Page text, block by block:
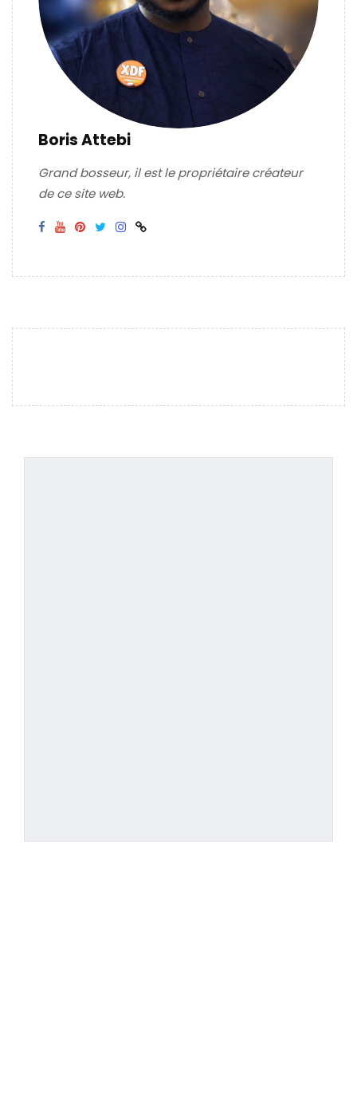
Boris Attebi
Grand bosseur, il est le propriétaire créateur
de ce site web.